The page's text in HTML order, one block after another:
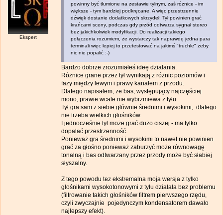
Ekspert
powinny być tłumione na zestawie tylnym, zaś różnice - im
większe - tym bardziej podkręcane. A więc przestrzennie
dźwięk dostanie dodatkowych skrzydeł. Tył powinien grać
krańcami sceny, podczas gdy przód odtwarza sygnał stereo
bez jakichkolwiek modyfikacji. Do realizacji takiego
połączenia rozumiem, że wystarczy tak naprawdę jedna para
terminali więc lepiej to przetestować na jakimś "truchle" żeby
nic nie popalić :-)
Bardzo dobrze zrozumiałeś ideę działania.
Różnice grane przez tył wynikają z różnic poziomów i
fazy między lewym i prawy kanałem z przodu.
Dlatego napisałem, że bas, występujący najczęściej
mono, prawie wcale nie wybrzmiewa z tyłu.
Tył gra sam z siebie głównie średnimi i wysokimi, dlatego
nie trzeba wielkich głośników.
I jednocześnie tył może grać dużo ciszej - ma tylko
dopalać przestrzenność.
Ponieważ gra średnimi i wysokimi to nawet nie powinien
grać za głośno ponieważ zaburzyć może równowagę
tonalną i bas odtwarzany przez przody może być słabiej
słyszalny.
Z tego powodu tez ekstremalna moja wersja z tylko
głośnikami wysokotonowymi z tyłu działała bez problemu
(filtrowanie takich głośników filtrem pierwszego rzędu,
czyli zwyczajnie pojedynczym kondensatorem dawało
najlepszy efekt).